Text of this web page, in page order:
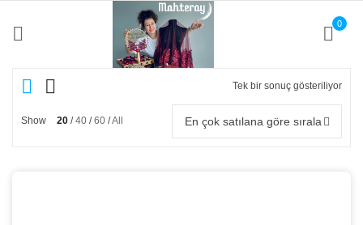
0
Tek bir sonuç gösteriliyor
Show 20 40 60 All En çok satılana göre sırala